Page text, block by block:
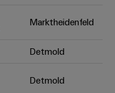
Marktheidenfeld
Detmold
Detmold